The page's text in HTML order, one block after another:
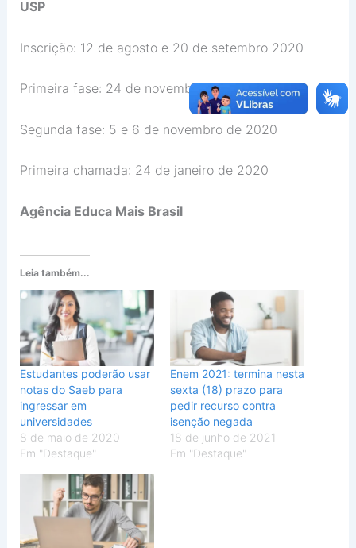
USP
Inscrição: 12 de agosto e 20 de setembro 2020
Primeira fase: 24 de novembro
Segunda fase: 5 e 6 de novembro de 2020
Primeira chamada: 24 de janeiro de 2020
Agência Educa Mais Brasil
Leia também...
Estudantes poderão usar
notas do Saeb para
ingressar em
universidades
8 de maio de 2020
Em "Destaque"
Enem 2021: termina nesta
sexta (18) prazo para
pedir recurso contra
isenção negada
18 de junho de 2021
Em "Destaque"